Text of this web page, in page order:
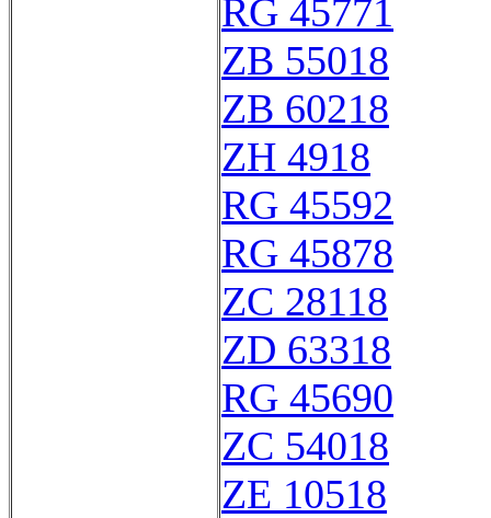
RG 45771
ZB 55018
ZB 60218
ZH 4918
RG 45592
RG 45878
ZC 28118
ZD 63318
RG 45690
ZC 54018
ZE 10518